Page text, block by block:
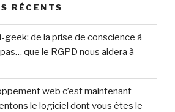
RÉCENTS
geek: de la prise de conscience à
pas… que le RGPD nous aidera à
web c’est maintenant –
le logiciel dont vous êtes le